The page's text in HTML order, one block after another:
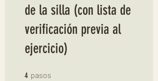
de la silla (con lista de
verificación previa al
ejercicio)
4 pasos